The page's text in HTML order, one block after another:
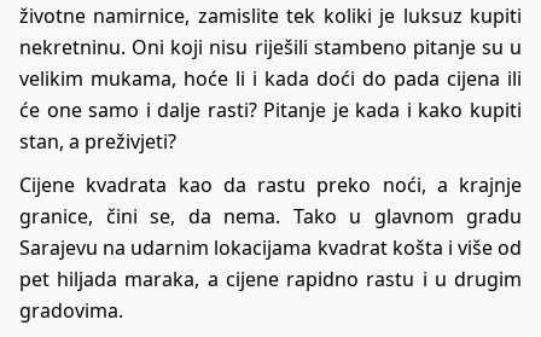
životne namirnice, zamislite tek koliki je luksuz kupiti
nekretninu. Oni koji nisu riješili stambeno pitanje su u
velikim mukama, hoće li i kada doći do pada cijena ili
će one samo i dalje rasti? Pitanje je kada i kako kupiti
stan, a preživjeti?
Cijene kvadrata kao da rastu preko noći, a krajnje
granice, čini se, da nema. Tako u glavnom gradu
Sarajevu na udarnim lokacijama kvadrat košta i više od
pet hiljada maraka, a cijene rapidno rastu i u drugim
gradovima.